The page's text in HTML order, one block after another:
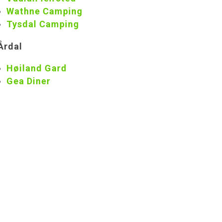
Wathne Camping
Tysdal Camping
Høiland Gard
Gea Diner